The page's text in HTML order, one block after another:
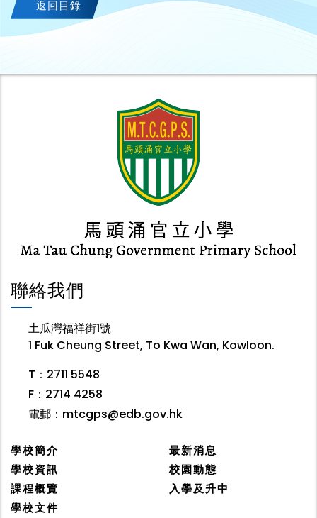
返回目錄
聯絡我們
土瓜灣福祥街1號
1 Fuk Cheung Street, To Kwa Wan, Kowloon.
T：2711 5548
F：2714 4258
電郵： mtcgps@edb.gov.hk
學校簡介
學校資訊
課程概覽
學校文件
最新消息
校園動態
入學及升中